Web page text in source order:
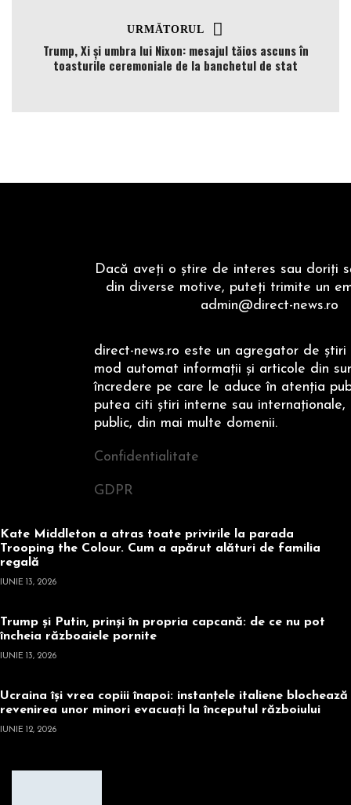
URMĂTORUL
Trump, Xi și umbra lui Nixon: mesajul tăios ascuns în
toasturile ceremoniale de la banchetul de stat
Dacă aveţi o ştire de interes sau doriţi
din diverse motive, puteţi trimite un
admin@direct-news.ro
direct-news.ro este un agregator de ştiri
mod automat informaţii şi articole din
încredere pe care le aduce în atenţia
putea citi ştiri interne sau internaţionale,
public, din mai multe domenii.
Confidentialitate
GDPR
Kate Middleton a atras toate privirile la parada
Trooping the Colour. Cum a apărut alături de familia
regală
IUNIE 13, 2026
Trump și Putin, prinși în propria capcană: de ce nu pot
încheia războaiele pornite
IUNIE 13, 2026
Ucraina își vrea copiii înapoi: instanțele italiene blochează
revenirea unor minori evacuați la începutul războiului
IUNIE 12, 2026